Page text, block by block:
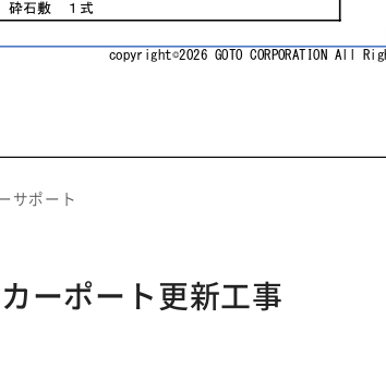
サポート
ーポート更新工事